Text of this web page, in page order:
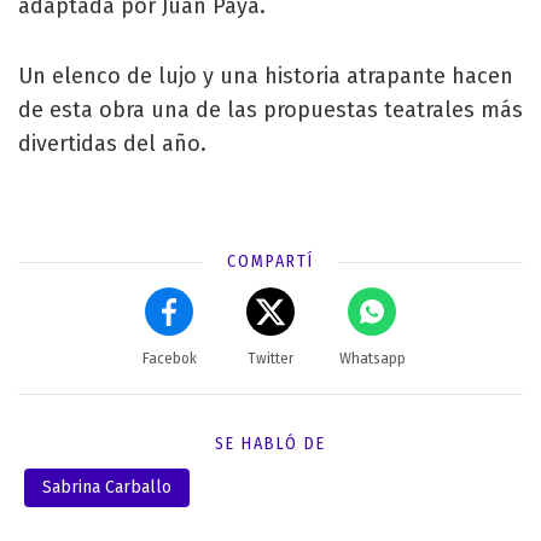
adaptada por Juan Paya.
Un elenco de lujo y una historia atrapante hacen
de esta obra una de las propuestas teatrales más
divertidas del año.
COMPARTÍ
Facebok Twitter Whatsapp
SE HABLÓ DE
Sabrina Carballo